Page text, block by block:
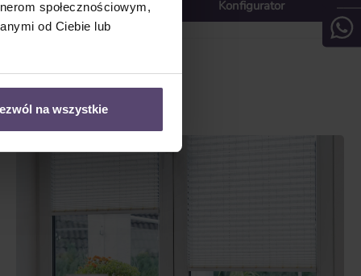
społecznościowym,
od Ciebie lub
na wszystkie
Konfigurator Konfigurator